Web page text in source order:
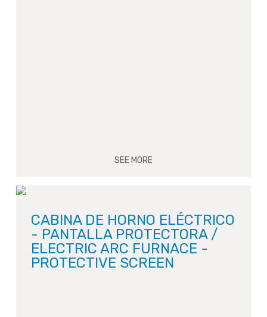
SEE MORE
CABINA DE HORNO ELÉCTRICO
- PANTALLA PROTECTORA /
ELECTRIC ARC FURNACE -
PROTECTIVE SCREEN